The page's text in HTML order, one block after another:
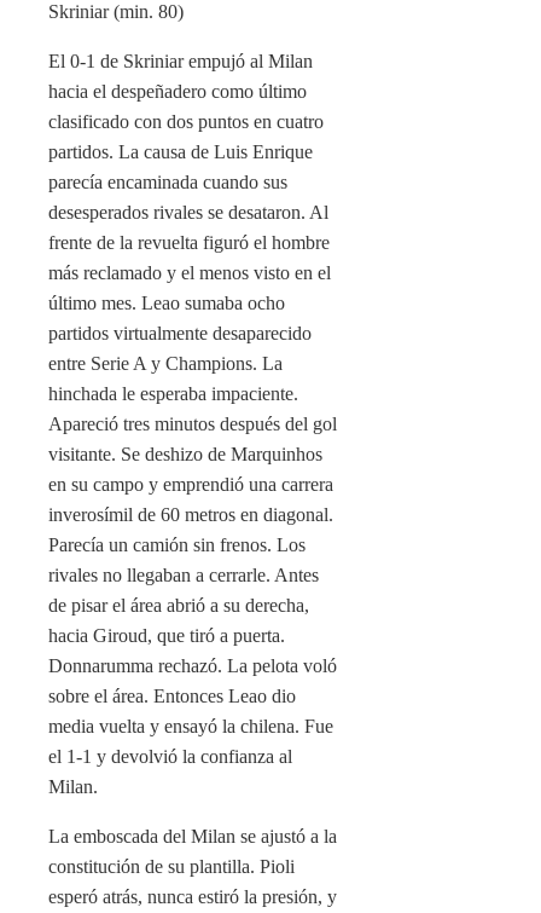
Skriniar (min. 80)
El 0-1 de Skriniar empujó al Milan
hacia el despeñadero como último
clasificado con dos puntos en cuatro
partidos. La causa de Luis Enrique
parecía encaminada cuando sus
desesperados rivales se desataron. Al
frente de la revuelta figuró el hombre
más reclamado y el menos visto en el
último mes. Leao sumaba ocho
partidos virtualmente desaparecido
entre Serie A y Champions. La
hinchada le esperaba impaciente.
Apareció tres minutos después del gol
visitante. Se deshizo de Marquinhos
en su campo y emprendió una carrera
inverosímil de 60 metros en diagonal.
Parecía un camión sin frenos. Los
rivales no llegaban a cerrarle. Antes
de pisar el área abrió a su derecha,
hacia Giroud, que tiró a puerta.
Donnarumma rechazó. La pelota voló
sobre el área. Entonces Leao dio
media vuelta y ensayó la chilena. Fue
el 1-1 y devolvió la confianza al
Milan.
La emboscada del Milan se ajustó a la
constitución de su plantilla. Pioli
esperó atrás, nunca estiró la presión, y